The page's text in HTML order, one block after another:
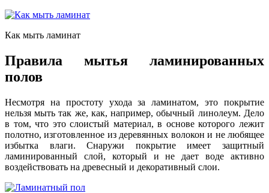
Как мыть ламинат
Правила мытья ламинированных
полов
Несмотря на простоту ухода за ламинатом, это покрытие
нельзя мыть так же, как, например, обычный линолеум. Дело
в том, что это слоистый материал, в основе которого лежит
полотно, изготовленное из деревянных волокон и не любящее
избытка влаги. Снаружи покрытие имеет защитный
ламинированный слой, который и не дает воде активно
воздействовать на древесный и декоративный слои.